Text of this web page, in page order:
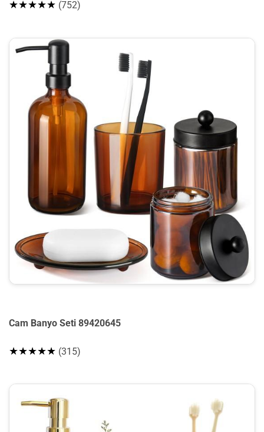
★★★★★ (752)
Cam Banyo Seti 89420645
★★★★★ (315)